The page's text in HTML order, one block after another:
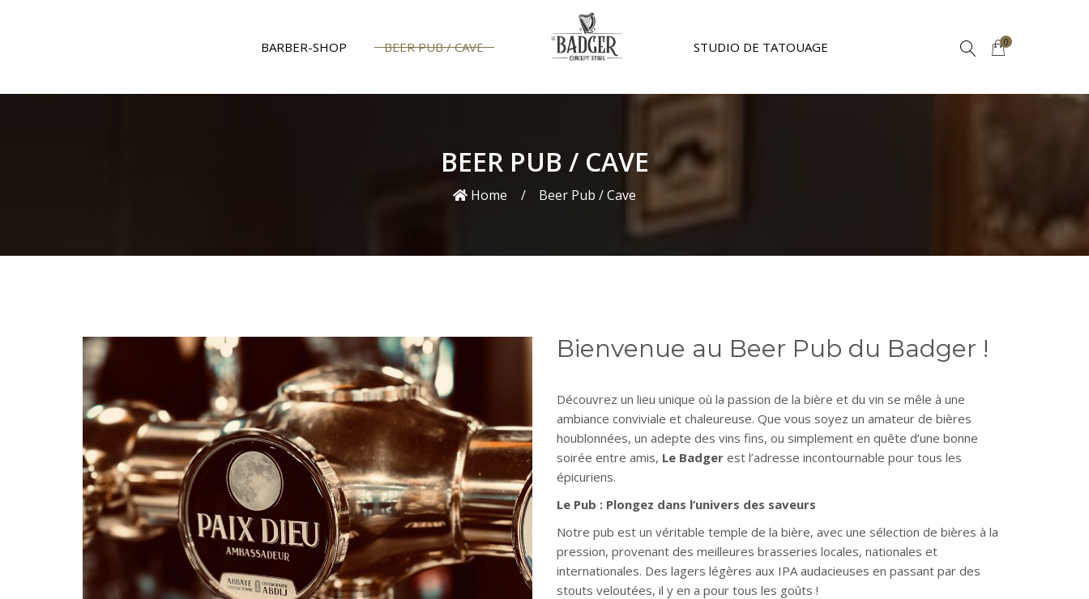
BARBER-SHOP BEER PUB / CAVE STUDIO DE TATOUAGE 0
BEER PUB / CAVE
Home Beer Pub / Cave
Bienvenue au Beer Pub du Badger !
Découvrez un lieu unique où la passion de la bière et du vin se mêle à une
ambiance conviviale et chaleureuse. Que vous soyez un amateur de bières
houblonnées, un adepte des vins fins, ou simplement en quête d’une bonne
soirée entre amis, Le Badger est l’adresse incontournable pour tous les
épicuriens.
Le Pub : Plongez dans l’univers des saveurs
Notre pub est un véritable temple de la bière, avec une sélection de bières à la
pression, provenant des meilleures brasseries locales, nationales et
internationales. Des lagers légères aux IPA audacieuses en passant par des
stouts veloutées, il y en a pour tous les goûts !